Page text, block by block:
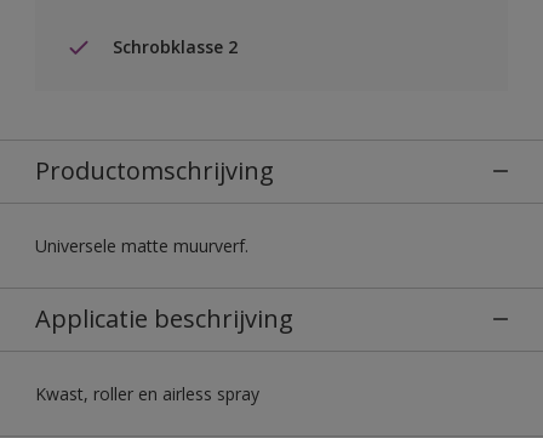
Schrobklasse 2
Productomschrijving
Universele matte muurverf.
Applicatie beschrijving
Kwast, roller en airless spray